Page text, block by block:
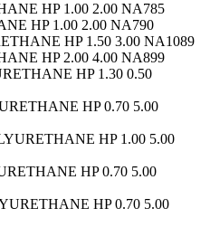
HP 1.00 2.00 NA785
HP 1.00 2.00 NA790
HP 1.50 3.00 NA1089
HP 2.00 4.00 NA899
HP 1.30 0.50
HP 0.70 5.00
HP 1.00 5.00
HP 0.70 5.00
HP 0.70 5.00